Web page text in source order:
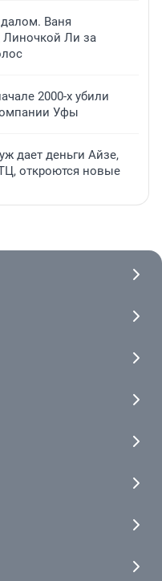
Ваня
Линочкой Ли за
2000-х убили
Уфы
дает деньги Айзе,
откроются новые